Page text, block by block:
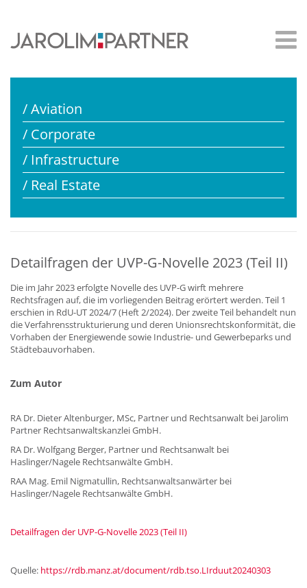
/ Aviation
/ Corporate
/ Infrastructure
/ Real Estate
Detailfragen der UVP-G-Novelle 2023 (Teil II)
Die im Jahr 2023 erfolgte Novelle des UVP-G wirft mehrere
Rechtsfragen auf, die im vorliegenden Beitrag erörtert werden. Teil 1
erschien in RdU-UT 2024/7 (Heft 2/2024). Der zweite Teil behandelt nun
die Verfahrensstrukturierung und deren Unionsrechtskonformität, die
Vorhaben der Energiewende sowie Industrie- und Gewerbeparks und
Städtebauvorhaben.
Zum Autor
RA Dr. Dieter Altenburger, MSc, Partner und Rechtsanwalt bei Jarolim
Partner Rechtsanwaltskanzlei GmbH.
RA Dr. Wolfgang Berger, Partner und Rechtsanwalt bei
Haslinger/Nagele Rechtsanwälte GmbH.
RAA Mag. Emil Nigmatullin, Rechtsanwaltsanwärter bei
Haslinger/Nagele Rechtsanwälte GmbH.
Detailfragen der UVP-G-Novelle 2023 (Teil II)
Quelle: https://rdb.manz.at/document/rdb.tso.LIrduut20240303